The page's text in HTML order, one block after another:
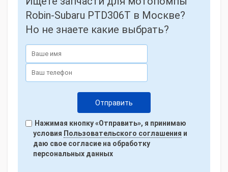
Robin-Subaru PTD306T в Москве?
Но не знаете какие выбрать?
Нажимая кнопку «Отправить», я принимаю
условия Пользовательского соглашения и
даю свое согласие на обработку
персональных данных